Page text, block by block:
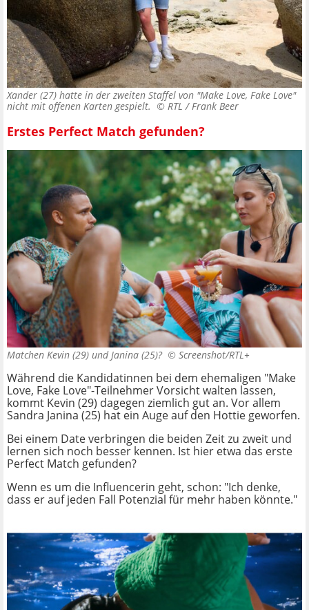
Xander (27) hatte in der zweiten Staffel von "Make Love, Fake Love"
nicht mit offenen Karten gespielt. © RTL / Frank Beer
Erstes Perfect Match gefunden?
Matchen Kevin (29) und Janina (25)? © Screenshot/RTL+
Während die Kandidatinnen bei dem ehemaligen "Make
Love, Fake Love"-Teilnehmer Vorsicht walten lassen,
kommt Kevin (29) dagegen ziemlich gut an. Vor allem
Sandra Janina (25) hat ein Auge auf den Hottie geworfen.
Bei einem Date verbringen die beiden Zeit zu zweit und
lernen sich noch besser kennen. Ist hier etwa das erste
Perfect Match gefunden?
Wenn es um die Influencerin geht, schon: "Ich denke,
dass er auf jeden Fall Potenzial für mehr haben könnte."